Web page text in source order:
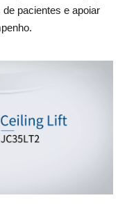
pacientes e apoiar